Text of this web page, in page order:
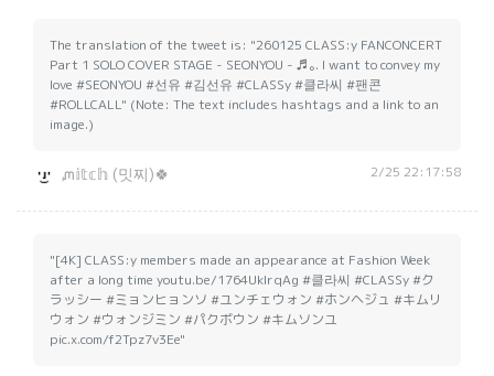
The translation of the tweet is: "260125 CLASS:y FANCONCERT
Part 1 SOLO COVER STAGE - SEONYOU - ♬｡. I want to convey my
love #SEONYOU #선유 #김선유 #CLASSy #클라씨 #팬콘
#ROLLCALL" (Note: The text includes hashtags and a link to an
image.)
ᘻ𝕚𝕥𝕔𝕙 (밋찌)🍀 2/25 22:17:58
"[4K] CLASS:y members made an appearance at Fashion Week
after a long time youtu.be/1764UkIrqAg #클라씨 #CLASSy #ク
ラッシー #ミョンヒョンソ #ユンチェウォン #ホンヘジュ #キムリ
ウォン #ウォンジミン #パクボウン #キムソンユ
pic.x.com/f2Tpz7v3Ee"